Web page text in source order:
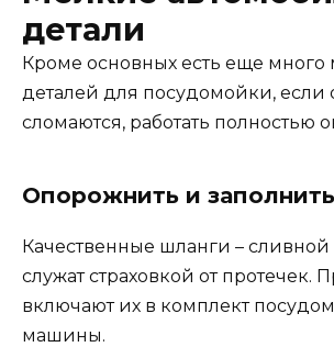
детали
Кроме основных есть еще много
деталей для посудомойки, если
сломаются, работать полностью
Опорожнить и
Качественные шланги –
служат страховкой от протечек.
включают их в комплект
машины.